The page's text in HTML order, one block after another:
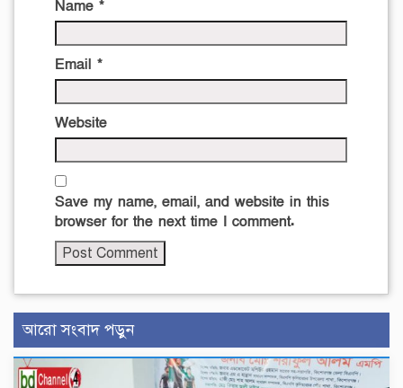
Name *
Email *
Website
Save my name, email, and website in this
browser for the next time I comment.
আরো সংবাদ পড়ুন